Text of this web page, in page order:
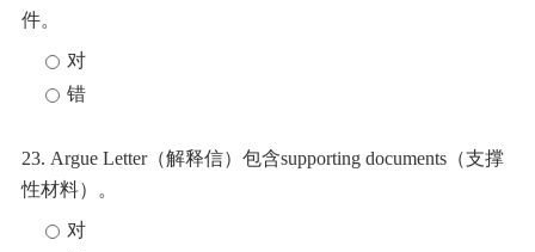
件。
对
错
23. Argue Letter（解释信）包含supporting documents（支撑
性材料）。
对